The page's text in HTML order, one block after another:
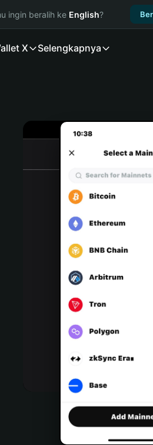
ingin beralih ke English?
X Selengkapnya